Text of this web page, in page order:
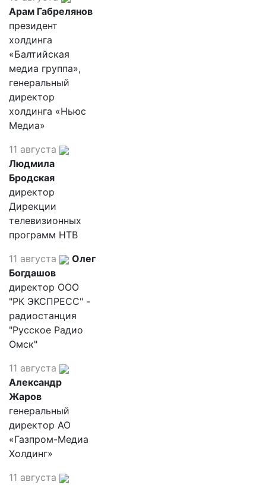
Арам Габрелянов
президент
холдинга
«Балтийская
медиа группа»,
генеральный
директор
холдинга «Ньюс
Медиа»
11 августа
Людмила
Бродская
директор
Дирекции
телевизионных
программ НТВ
11 августа
Олег
Богдашов
директор ООО
"РК ЭКСПРЕСС" -
радиостанция
"Русское Радио
Омск"
11 августа
Александр
Жаров
генеральный
директор АО
«Газпром-Медиа
Холдинг»
11 августа